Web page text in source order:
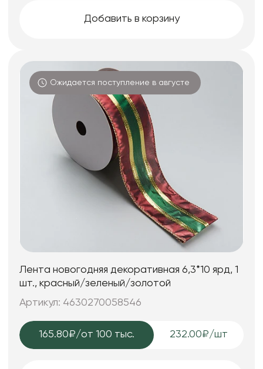
Добавить в корзину
Ожидается поступление в августе
Лента новогодняя декоративная 6,3*10 ярд, 1
шт., красный/зеленый/золотой
Артикул: 4630270058546
165.80₽/от 100 тыс. 232.00₽/шт